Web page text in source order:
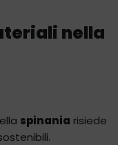
nella
spinania risiede